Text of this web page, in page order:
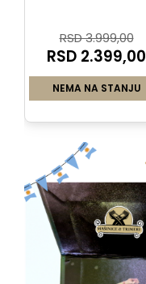
RSD 3.999,00
RSD 2.399,00
NEMA NA STANJU